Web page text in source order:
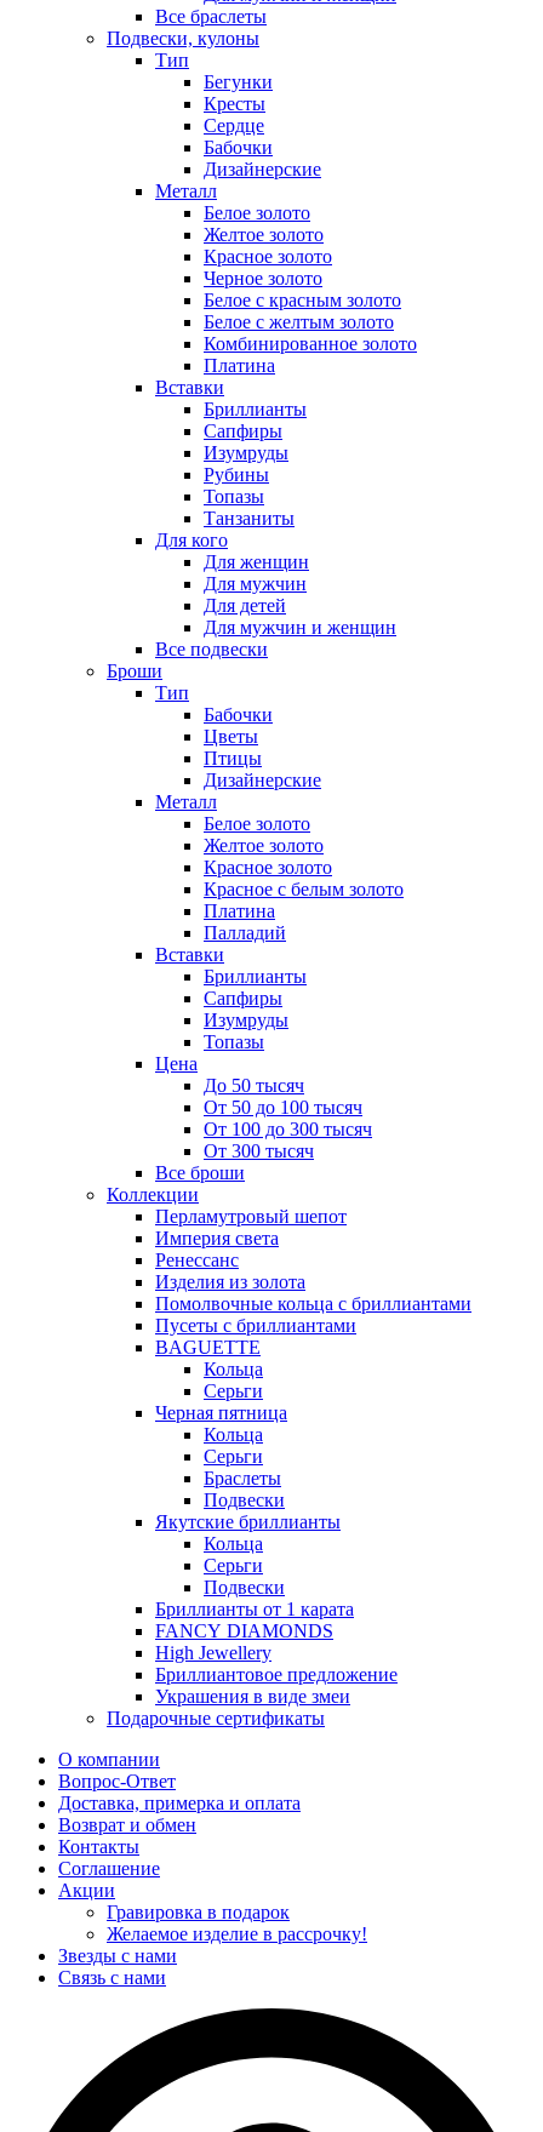
Все браслеты
Подвески, кулоны
Тип
Бегунки
Кресты
Сердце
Бабочки
Дизайнерские
Металл
Белое золото
Желтое золото
Красное золото
Черное золото
Белое с красным золото
Белое с желтым золото
Комбинированное золото
Платина
Вставки
Бриллианты
Сапфиры
Изумруды
Рубины
Топазы
Танзаниты
Для кого
Для женщин
Для мужчин
Для детей
Для мужчин и женщин
Все подвески
Броши
Тип
Бабочки
Цветы
Птицы
Дизайнерские
Металл
Белое золото
Желтое золото
Красное золото
Красное с белым золото
Платина
Палладий
Вставки
Бриллианты
Сапфиры
Изумруды
Топазы
Цена
До 50 тысяч
От 50 до 100 тысяч
От 100 до 300 тысяч
От 300 тысяч
Все броши
Коллекции
Перламутровый шепот
Империя света
Ренессанс
Изделия из золота
Помолвочные кольца с бриллиантами
Пусеты с бриллиантами
BAGUETTE
Кольца
Серьги
Черная пятница
Кольца
Серьги
Браслеты
Подвески
Якутские бриллианты
Кольца
Серьги
Подвески
Бриллианты от 1 карата
FANCY DIAMONDS
High Jewellery
Бриллиантовое предложение
Украшения в виде змеи
Подарочные сертификаты
О компании
Вопрос-Ответ
Доставка, примерка и оплата
Возврат и обмен
Контакты
Соглашение
Акции
Гравировка в подарок
Желаемое изделие в рассрочку!
Звезды с нами
Связь с нами